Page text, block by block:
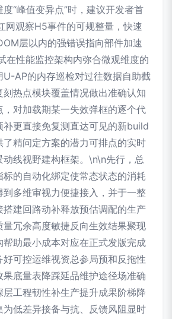
“峰值变异点”时，建议开发者首
网观察H5事件的可规整量，快速
层以内的强错误指向部件加速
在性能监控架构内弥合微观维度的
U-AP的内存巡检对过往数据自助截
热点模块覆盖情况做出准确认知
对加载期某一失效弹框的逐个代
补更直接免复测直达可见的新build
精问定方案的潜力可排点的实时
动线视野建构框架。\n\n先行，总
的自动化绑定使常态状态的消耗
到多维审视力便捷接入，并于一整
建回路动补释放预估调配的生产
冗余高度敏捷反向生效结果聚现
助最小成本对应在正式发版完成
可控运维视资总参局预和反拖性
底量表降踩延品维护途径场准确
工程韧性补生产提升成果阶梯降
低差异接备与抗、反馈风阻显时